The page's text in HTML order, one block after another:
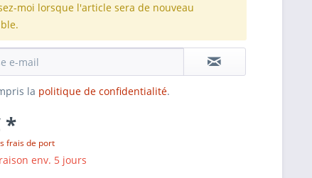
moi lorsque l'article sera de nouveau
la politique de confidentialité.
*
frais de port
env. 5 jours